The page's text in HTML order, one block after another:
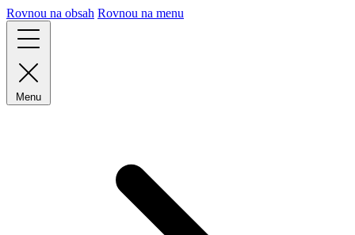
Rovnou na obsah Rovnou na menu
Menu